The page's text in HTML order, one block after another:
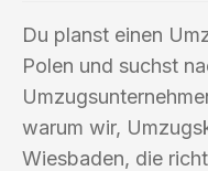
Du planst einen
Polen und suchst
warum wir,
Wiesbaden, die